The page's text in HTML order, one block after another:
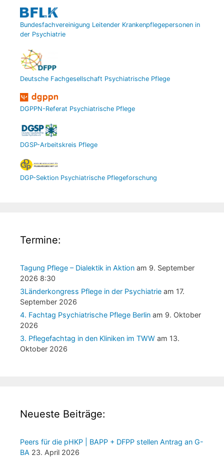
Bundesfachvereinigung Leitender Krankenpflegepersonen in
der Psychiatrie
Deutsche Fachgesellschaft Psychiatrische Pflege
DGPPN-Referat Psychiatrische Pflege
DGSP-Arbeitskreis Pflege
DGP-Sektion Psychiatrische Pflegeforschung
Termine:
Tagung Pflege – Dialektik in Aktion am 9. September
2026 8:30
3Länderkongress Pflege in der Psychiatrie am 17.
September 2026
4. Fachtag Psychiatrische Pflege Berlin am 9. Oktober
2026
3. Pflegefachtag in den Kliniken im TWW am 13.
Oktober 2026
Neueste Beiträge:
Peers für die pHKP | BAPP + DFPP stellen Antrag an G-
BA 23. April 2026